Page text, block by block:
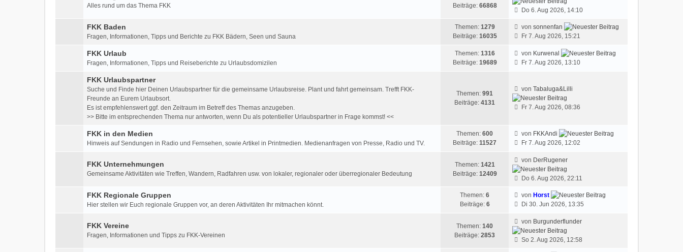
Alles rund um das Thema FKK
Beiträge: 66868
Do 6. Aug 2026, 14:10
FKK Baden
Fragen, Informationen, Tipps und Berichte zu FKK Bädern, Seen und Sauna
Themen: 1279
Beiträge: 16035
vonsonnenfan
Fr 7. Aug 2026, 15:21
FKK Urlaub
Fragen, Informationen, Tipps und Reiseberichte zu Urlaubsdomizilen
Themen: 1316
Beiträge: 19689
von Kurwenal
Fr 7. Aug 2026, 13:10
FKK Urlaubspartner
Suche und Finde hier Deinen Urlaubspartner für die gemeinsame Urlaubsreise. Plant und fahrt gemeinsam. Trefft FKK-
Freunde an Eurem Urlaubsort.
Es ist empfehlenswert ggf. den Zeitraum im Betreff des Themas anzugeben.
>> Bitte im entsprechenden Thema nur antworten, wenn Du als potentieller Urlaubspartner in Frage kommst! <<
Themen: 991
Beiträge: 4131
vonTabaluga&Lilli
Fr 7. Aug 2026, 08:36
FKK in den Medien
Hinweis auf Sendungen in Radio und Fernsehen, sowie Artikel in Printmedien. Medienanfragen von Presse, Radio und TV.
Themen: 600
Beiträge: 11527
von FKKAndi
Fr 7. Aug 2026, 12:02
FKK Unternehmungen
Gemeinsame Aktivitäten wie Treffen, Wandern, Radfahren usw. von lokaler, regionaler oder überregionaler Bedeutung
Themen: 1421
Beiträge: 12409
von DerRugener
Do 6. Aug 2026, 22:11
FKK Regionale Gruppen
Hier stellen wir Euch regionale Gruppen vor, an deren Aktivitäten Ihr mitmachen könnt.
Themen: 6
Beiträge: 6
von Horst
Di 30. Jun 2026, 13:35
FKK Vereine
Fragen, Informationen und Tipps zu FKK-Vereinen
Themen: 140
Beiträge: 2853
von Burgunderflunder
So 2. Aug 2026, 12:58